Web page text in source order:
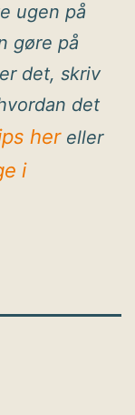
ugen på
gøre på
det, skriv
det
hereller
i